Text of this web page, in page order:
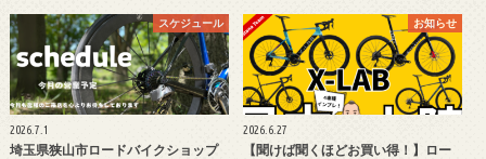
スケジュール
2026.7.1
埼玉県狭山市ロードバイクショップ
お知らせ
2026.6.27
【聞けば聞くほどお買い得！】ロー